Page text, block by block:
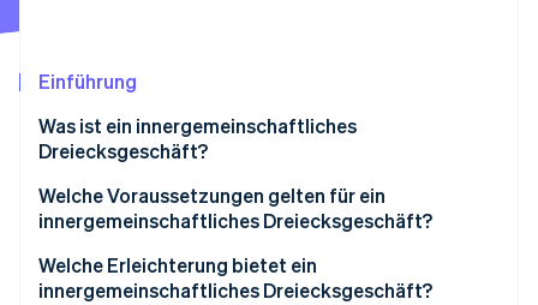
Einführung
Was ist ein innergemeinschaftliches
Dreiecksgeschäft?
Welche Voraussetzungen gelten für ein
innergemeinschaftliches Dreiecksgeschäft?
Welche Erleichterung bietet ein
innergemeinschaftliches Dreiecksgeschäft?